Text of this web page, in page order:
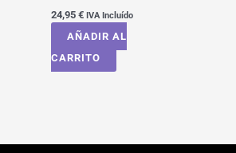
24,95 € IVA Incluído
AÑADIR AL
CARRITO